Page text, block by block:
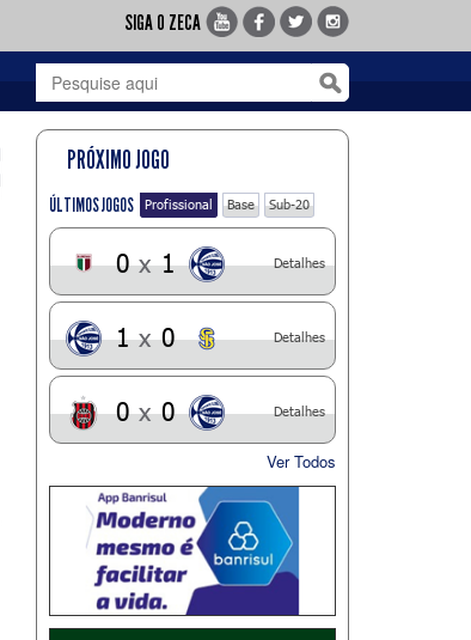
SIGA O ZECA
PRÓXIMO JOGO
ÚLTIMOS JOGOS Profissional Base Sub-20
0 x 1 Detalhes
1 x 0 Detalhes
0 x 0 Detalhes
Ver Todos